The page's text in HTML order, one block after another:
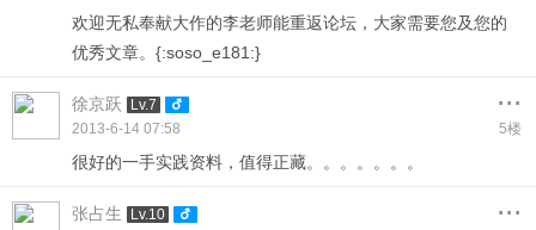
欢迎无私奉献大作的李老师能重返论坛，大家需要您及您的
优秀文章。{:soso_e181:}
徐京跃 Lv.7 ...
2013-6-14 07:58 5楼
很好的一手实践资料，值得正藏。。。。。。。
张占生 Lv.10 ...